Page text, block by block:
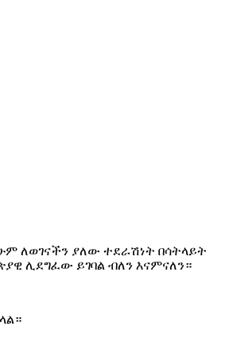
ለወገናችን ያለው ተደራሽነት በሳትላይት
ሊደግፈው ይገባል ብለን እናምናለን።